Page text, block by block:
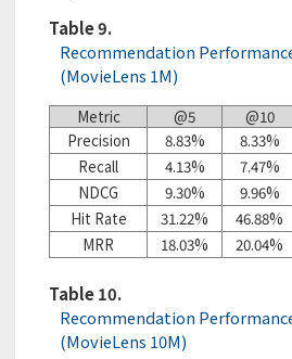
Table 9.
Recommendation
(MovieLens 1M)
Metric @5 @10
Precision
8.83% 8.33%
Recall
4.13% 7.47%
NDCG
9.30% 9.96%
Hit Rate
31.22% 46.88%
MRR
18.03% 20.04%
Table 10.
Recommendation
(MovieLens 10M)